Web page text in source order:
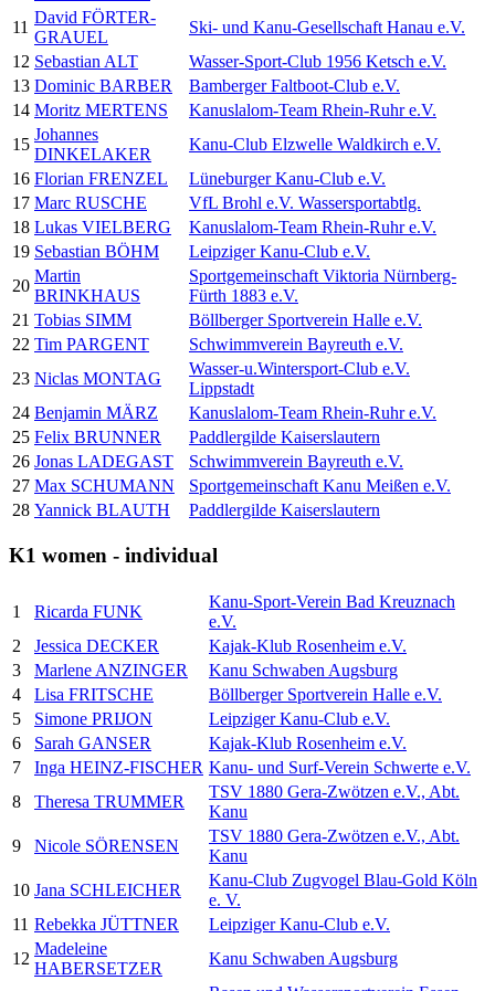
11
David FÖRTER-
GRAUEL
Ski- und Kanu-Gesellschaft Hanau e.V.
12 Sebastian ALT
Wasser-Sport-Club 1956 Ketsch e.V.
13 Dominic BARBER
Bamberger Faltboot-Club e.V.
14 Moritz MERTENS
Kanuslalom-Team Rhein-Ruhr e.V.
15
Johannes
DINKELAKER
Kanu-Club Elzwelle Waldkirch e.V.
16 Florian FRENZEL
Lüneburger Kanu-Club e.V.
17 Marc RUSCHE
VfL Brohl e.V. Wassersportabtlg.
18 Lukas VIELBERG
Kanuslalom-Team Rhein-Ruhr e.V.
19 Sebastian BÖHM
Leipziger Kanu-Club e.V.
20
Martin
BRINKHAUS
Sportgemeinschaft Viktoria Nürnberg-
Fürth 1883 e.V.
21 Tobias SIMM
Böllberger Sportverein Halle e.V.
22 Tim PARGENT
Schwimmverein Bayreuth e.V.
23 Niclas MONTAG
Wasser-u.Wintersport-Club e.V.
Lippstadt
24 Benjamin MÄRZ
Kanuslalom-Team Rhein-Ruhr e.V.
25 Felix BRUNNER
Paddlergilde Kaiserslautern
26 Jonas LADEGAST
Schwimmverein Bayreuth e.V.
27 Max SCHUMANN
Sportgemeinschaft Kanu Meißen e.V.
28 Yannick BLAUTH Paddlergilde Kaiserslautern
K1 women - individual
1 Ricarda FUNK
Kanu-Sport-Verein Bad Kreuznach
e.V.
2
Jessica DECKER
Kajak-Klub Rosenheim e.V.
3
Marlene ANZINGER
Kanu Schwaben Augsburg
4
Lisa FRITSCHE
Böllberger Sportverein Halle e.V.
5
Simone PRIJON
Leipziger Kanu-Club e.V.
6
Sarah GANSER
Kajak-Klub Rosenheim e.V.
7
Inga HEINZ-FISCHER Kanu- und Surf-Verein Schwerte e.V.
8
Theresa TRUMMER
TSV 1880 Gera-Zwötzen e.V., Abt.
Kanu
9
Nicole SÖRENSEN
TSV 1880 Gera-Zwötzen e.V., Abt.
Kanu
10 Jana SCHLEICHER
Kanu-Club Zugvogel Blau-Gold Köln
e. V.
11 Rebekka JÜTTNER
Leipziger Kanu-Club e.V.
12
Madeleine
HABERSETZER
Kanu Schwaben Augsburg